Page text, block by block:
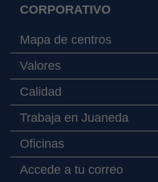
CORPORATIVO
Mapa de centros
Valores
Calidad
Trabaja en Juaneda
Oficinas
Accede a tu correo